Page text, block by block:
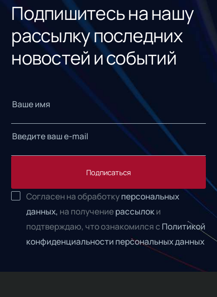
Подпишитесь на нашу
рассылку последних
новостей и событий
Подписаться
Согласен на обработкуперсональных
данных, на получениерассылоки
подтверждаю, что ознакомился с Политикой
конфиденциальности персональных данных